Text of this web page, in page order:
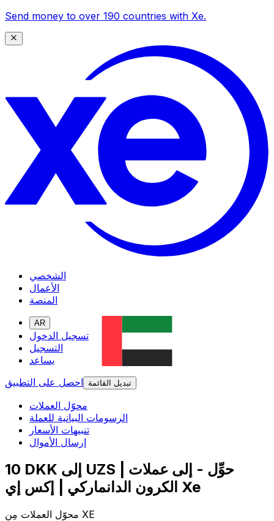
Send money to over 190 countries with Xe.
الشخصي
الأعمال
المنصة
AR
تسجيل الدخول
التسجيل
يساعد
احصل على التطبيق
تبديل القائمة
محوّل العملات
الرسومات البيانية للعملة
تنبيهات الأسعار
إرسال الأموال
10 DKK إلى UZS | حوِّل - إلى عملات
الكرون الدانماركي | إكس إي Xe
محوّل العملات مِن XE